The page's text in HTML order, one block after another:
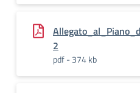
2
pdf - 374 kb